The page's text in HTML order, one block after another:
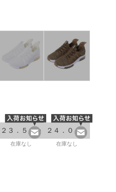
２３．５ｃｍ
在庫なし
２４．０ｃｍ
在庫なし